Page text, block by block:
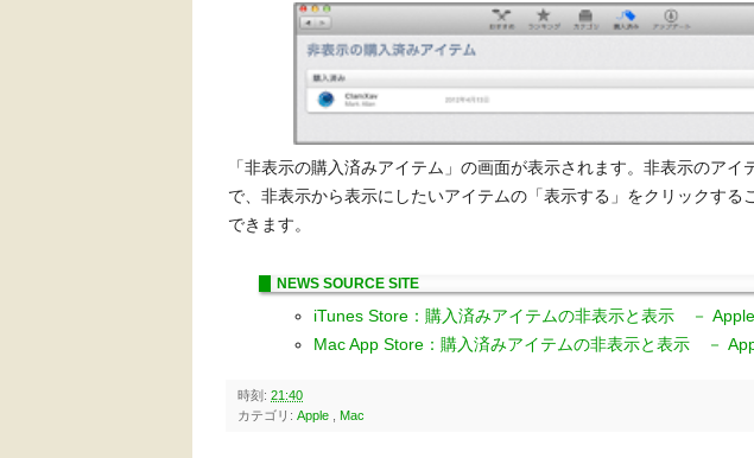
「非表示の購入済みアイテム」の画面が表示されます。非表示のアイ
で、非表示から表示にしたいアイテムの「表示する」をクリックする
できます。
NEWS SOURCE SITE
iTunes Store：購入済みアイテムの非表示と表示 －
Mac App Store：購入済みアイテムの非表示と表示 －
時刻: 21:40
カテゴリ: Apple Mac